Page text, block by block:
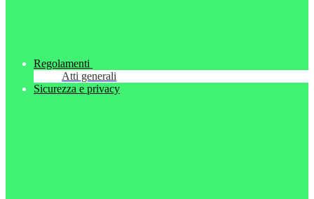
Regolamenti
Atti generali
Sicurezza e privacy